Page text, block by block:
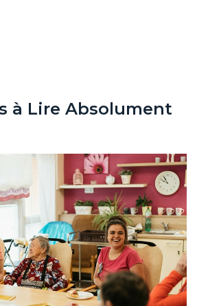
à Lire Absolument